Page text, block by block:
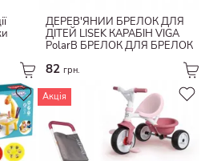
ДЕРЕВ'ЯНИЙ БРЕЛОК ДЛЯ
ДІТЕЙ LISEK КАРАБІН VIGA
PolarB БРЕЛОК ДЛЯ БРЕЛОК
82 грн.
Акція